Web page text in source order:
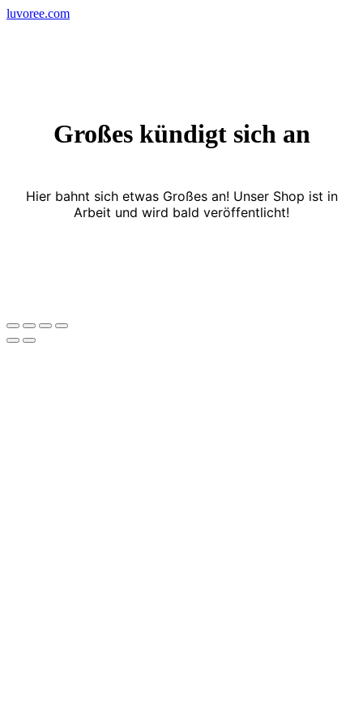
Skip
luvoree.com
Großes kündigt sich an
Hier bahnt sich etwas Großes an! Unser Shop ist in
Arbeit und wird bald veröffentlicht!